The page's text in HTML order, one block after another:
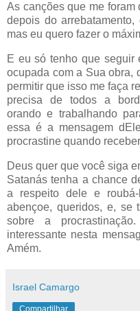
As canções que me foram
depois do
mas eu quero fazer o
E eu só tenho que seguir
ocupada com a Sua obra,
permitir que isso me faça
precisa de todos a
orando e trabalhando
essa é a mensagem
procrastine quando
Deus quer que você siga
Satanás tenha a chance
a respeito dele e
abençoe, queridos, e, se
sobre a
interessante nesta
Amém.
Israel Camargo
Compartilhar